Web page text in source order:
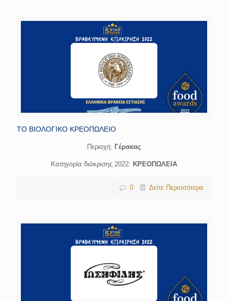
ΤΟ ΒΙΟΛΟΓΙΚΟ ΚΡΕΟΠΩΛΕΙΟ
Περιοχή: Γέρακας
Κατηγορία διάκρισης 2022: ΚΡΕΟΠΩΛΕΙΑ
0 Δείτε Περισσότερα